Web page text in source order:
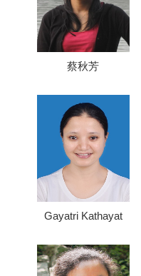
蔡秋芳
Gayatri Kathayat